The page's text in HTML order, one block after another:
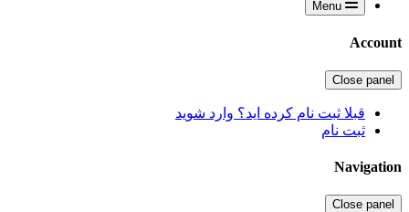
Menu
Account
Close panel
قبلا ثبت نام کرده اید؟ وارد شوید
ثبت نام
Navigation
Close panel